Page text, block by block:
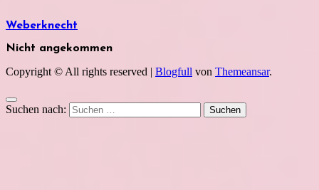
Weberknecht
Nicht angekommen
Copyright © All rights reserved | Blogfull von Themeansar.
Suchen nach: